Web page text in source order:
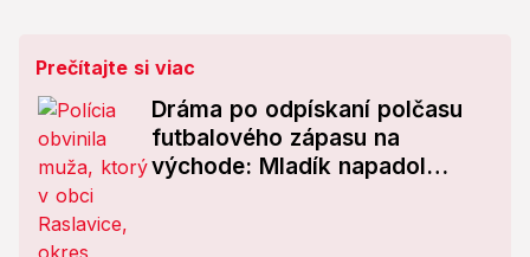
Prečítajte si viac
Dráma po odpískaní polčasu
futbalového zápasu na
východe: Mladík napadol